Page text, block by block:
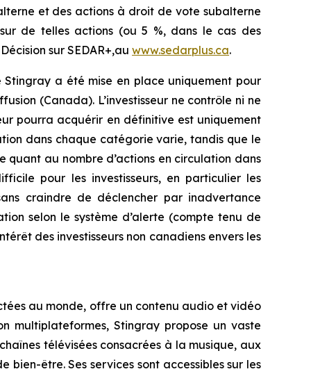
et des actions à droit de vote subalterne
de telles actions (ou 5 %, dans le cas des
sur SEDAR+,au www.sedarplus.ca.
a été mise en place uniquement pour
(Canada). L’investisseur ne contrôle ni ne
pourra acquérir en définitive est uniquement
dans chaque catégorie varie, tandis que le
au nombre d’actions en circulation dans
pour les investisseurs, en particulier les
craindre de déclencher par inadvertance
selon le système d’alerte (compte tenu de
des investisseurs non canadiens envers les
au monde, offre un contenu audio et vidéo
multiplateformes, Stingray propose un vaste
télévisées consacrées à la musique, aux
être. Ses services sont accessibles sur les